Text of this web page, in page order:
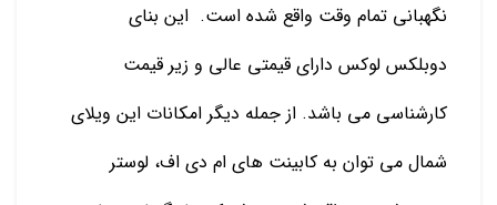
نگهبانی تمام وقت واقع شده است. این بنای
دوبلکس لوکس دارای قیمتی عالی و زیر قیمت
کارشناسی می باشد. از جمله دیگر امکانات این ویلای
شمال می توان به کابینت های ام دی اف، لوستر